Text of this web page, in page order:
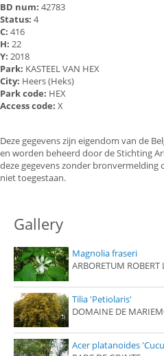
BD num: 42783
Status: 4
C: 416
H: 22
Y: 2018
Park: KASTEEL VAN HEX
City: Heers (Heks)
Park code: HEX
Access code: X
Deze gegevens zijn eigendom van de
en worden beheerd door de Stichting
deze gegevens zonder
niet toegestaan.
Gallery
Magnolia fraseri
ARBORETUM ROBERT
Tilia 'Petiolaris'
DOMAINE DE
Acer platanoides